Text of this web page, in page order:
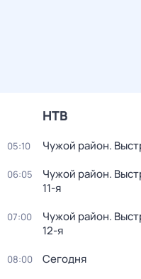
НТВ
05:10 Чужой район.
06:05 Чужой район.
11-я
07:00 Чужой район.
12-я
08:00 Сегодня